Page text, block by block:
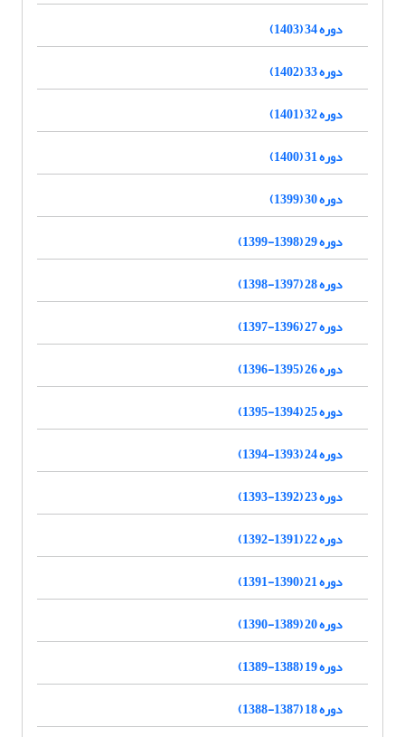
دوره 34 (1403)
دوره 33 (1402)
دوره 32 (1401)
دوره 31 (1400)
دوره 30 (1399)
دوره 29 (1398-1399)
دوره 28 (1397-1398)
دوره 27 (1396-1397)
دوره 26 (1395-1396)
دوره 25 (1394-1395)
دوره 24 (1393-1394)
دوره 23 (1392-1393)
دوره 22 (1391-1392)
دوره 21 (1390-1391)
دوره 20 (1389-1390)
دوره 19 (1388-1389)
دوره 18 (1387-1388)